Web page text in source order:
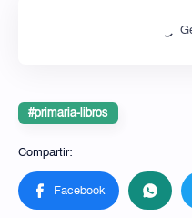
#primaria-libros